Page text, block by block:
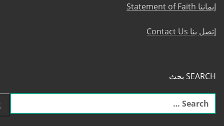
إيماننا Statement of Faith
إتصل بنا Contact Us
SEARCH بحث
البحث
عن: